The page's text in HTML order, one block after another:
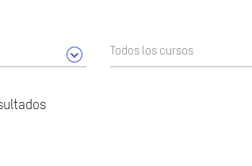
Todos los cursos